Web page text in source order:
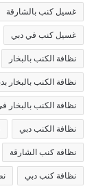
غسيل كنب بالشارقة
غسيل كنب في دبي
نظافة الكنب بالبخار
نظافة الكنب بالبخار
نظافة الكنب بالبخار
نظافة الكنب دبي
نظافة كنب الشارقة
نظافة كنب دبي